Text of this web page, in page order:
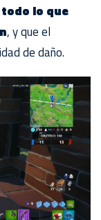
lo que
, y que el
de daño.